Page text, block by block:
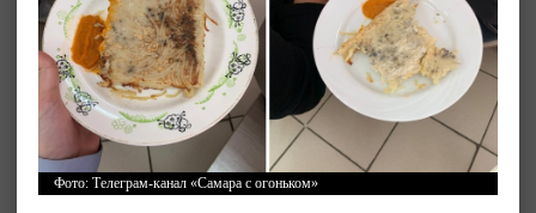
Фото: Телеграм-канал «Самара с огоньком»